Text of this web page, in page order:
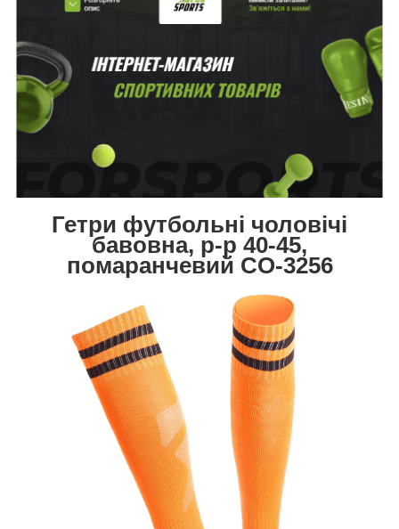
Гетри футбольні чоловічі
бавовна, р-р 40-45,
помаранчевий CO-3256